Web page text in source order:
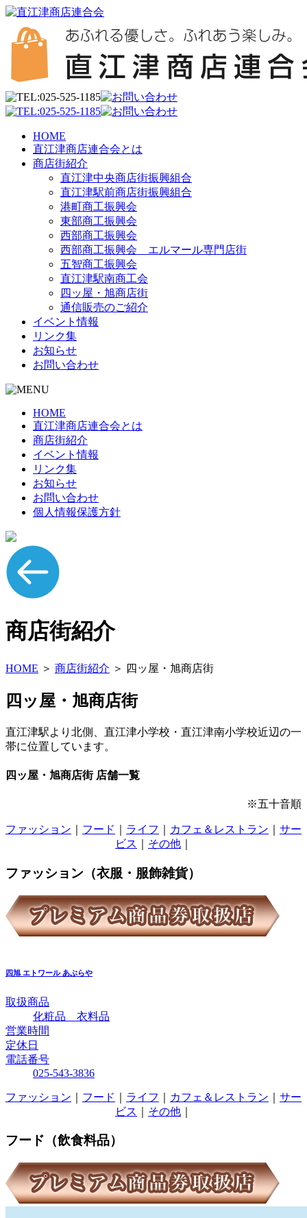
HOME
直江津商店連合会とは
商店街紹介
直江津中央商店街振興組合
直江津駅前商店街振興組合
港町商工振興会
東部商工振興会
西部商工振興会
西部商工振興会 エルマール専門店街
五智商工振興会
直江津駅南商工会
四ッ屋・旭商店街
通信販売のご紹介
イベント情報
リンク集
お知らせ
お問い合わせ
HOME
直江津商店連合会とは
商店街紹介
イベント情報
リンク集
お知らせ
お問い合わせ
個人情報保護方針
商店街紹介
HOME ＞ 商店街紹介 ＞ 四ッ屋・旭商店街
四ッ屋・旭商店街
直江津駅より北側、直江津小学校・直江津南小学校近辺の一
帯に位置しています。
四ッ屋・旭商店街 店舗一覧
※五十音順
ファッション フード ライフ カフェ＆レストラン
サー
ビス
その他
ファッション（衣服・服飾雑貨）
四旭 エトワール あぶらや
取扱商品
化粧品 衣料品
営業時間
定休日
電話番号
025-543-3836
ファッション フード ライフ カフェ＆レストラン
サー
ビス
その他
フード（飲食料品）